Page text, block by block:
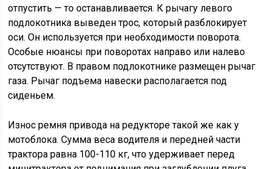
отпустить — то останавливается. К рычагу левого
подлокотника выведен трос, который разблокирует
оси. Он используется при необходимости поворота.
Особые нюансы при поворотах направо или налево
отсутствуют. В правом подлокотнике размещен рычаг
газа. Рычаг подъема навески располагается под
сиденьем.
Износ ремня привода на редукторе такой же как у
мотоблока. Сумма веса водителя и передней части
трактора равна 100-110 кг, что удерживает перед